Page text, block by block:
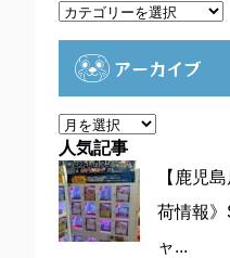
カ
アーカイブ
ア
ー
カ
イ
ブ
人気記事
【鹿児
荷情報
ャ...